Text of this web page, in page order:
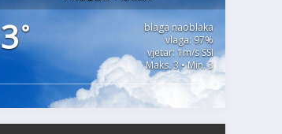
3°
blaga naoblaka
vlaga: 97%
vjetar: 1m/s SSI
Maks. 3 • Min. 3